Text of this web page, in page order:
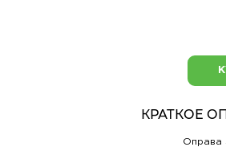
КРАТКОЕ
Оправа